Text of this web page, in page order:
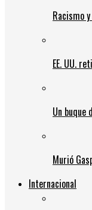
Racismo
EE. UU.
Un buque
Murió
Internacional